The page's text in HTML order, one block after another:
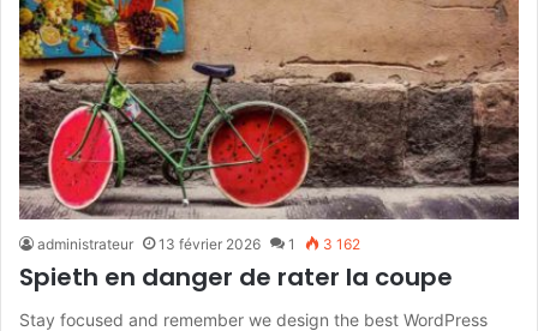
administrateur 13 février 2026 1 3 162
Spieth en danger de rater la coupe
Stay focused and remember we design the best WordPress